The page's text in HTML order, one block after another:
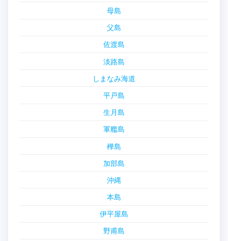
母島
父島
佐渡島
淡路島
しまなみ海道
平戸島
生月島
軍艦島
樺島
加部島
沖縄
本島
伊平屋島
野甫島